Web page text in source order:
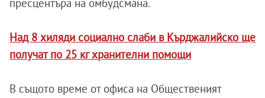
пресцентъра на омбудсмана.
Над 8 хиляди социално слаби в Кърджалийско ще
получат по 25 кг хранителни помощи
В същото време от офиса на Общественият